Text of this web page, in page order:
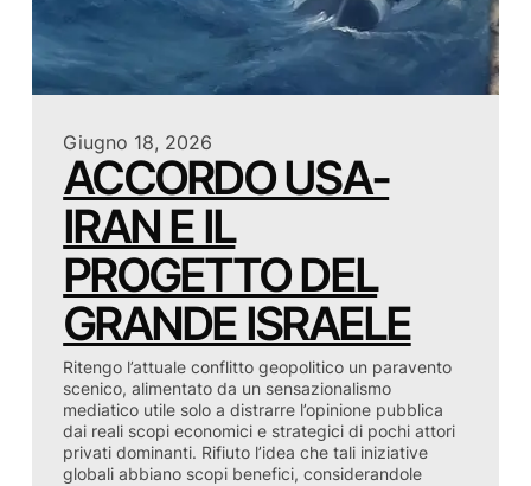
Giugno 18, 2026
ACCORDO USA-
IRAN E IL
PROGETTO DEL
GRANDE ISRAELE
Ritengo l’attuale conflitto geopolitico un paravento
scenico, alimentato da un sensazionalismo
mediatico utile solo a distrarre l’opinione pubblica
dai reali scopi economici e strategici di pochi attori
privati dominanti. Rifiuto l’idea che tali iniziative
globali abbiano scopi benefici, considerandole